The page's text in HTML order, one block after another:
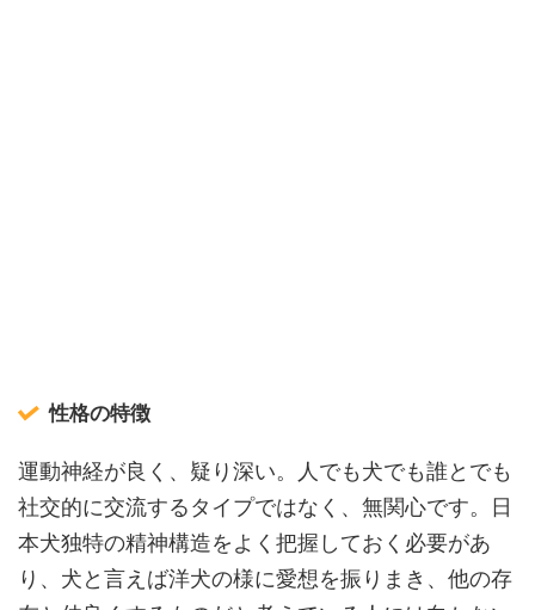
性格の特徴
運動神経が良く、疑り深い。人でも犬でも誰とでも
社交的に交流するタイプではなく、無関心です。日
本犬独特の精神構造をよく把握しておく必要があ
り、犬と言えば洋犬の様に愛想を振りまき、他の存